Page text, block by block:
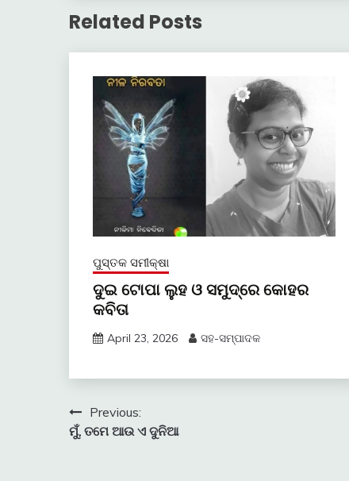
Related Posts
ପୁସ୍ତକ ସମୀକ୍ଷା
ଦୁଇ ଟୋପା ଲୁହ ଓ ସମୁଦ୍ରେ କୋହର
କବିତା
April 23, 2026 ସହ-ସମ୍ପାଦକ
Post
navigation
Previous:
ମୁଁ, ତମେ ଆଉ ଏ ଦୁନିଆ